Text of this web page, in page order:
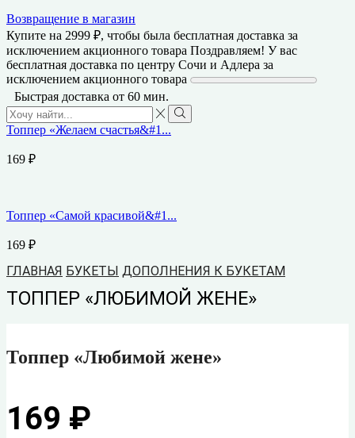
Возвращение в магазин
Купите на 2999 ₽, чтобы была бесплатная доставка за
исключением акционного товара Поздравляем! У вас
бесплатная доставка по центру Сочи и Адлера за
исключением акционного товара
Быстрая доставка от 60 мин.
Search
input
Search
Топпер «Желаем счастья&#1...
169 ₽
Топпер «Самой красивой&#1...
169 ₽
ГЛАВНАЯ БУКЕТЫ ДОПОЛНЕНИЯ К БУКЕТАМ
ТОППЕР «ЛЮБИМОЙ ЖЕНЕ»
Топпер «Любимой жене»
169 ₽